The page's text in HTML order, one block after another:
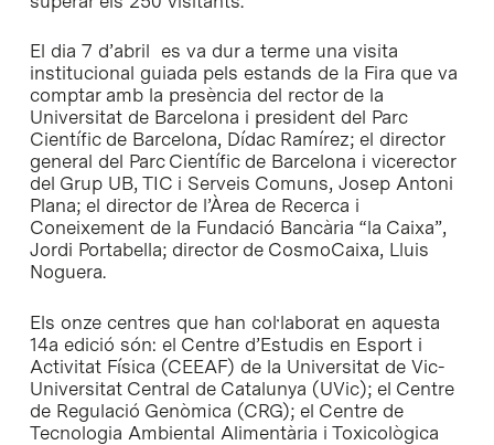
El dia 7 d’abril es va dur a terme una visita
institucional guiada pels estands de la Fira que va
comptar amb la presència del rector de la
Universitat de Barcelona i president del Parc
Científic de Barcelona, Dídac Ramírez; el director
general del Parc Científic de Barcelona i vicerector
del Grup UB, TIC i Serveis Comuns, Josep Antoni
Plana; el director de l’Àrea de Recerca i
Coneixement de la Fundació Bancària “la Caixa”,
Jordi Portabella; director de CosmoCaixa, Lluis
Noguera.
Els onze centres que han col·laborat en aquesta
14a edició són: el Centre d’Estudis en Esport i
Activitat Física (CEEAF) de la Universitat de Vic-
Universitat Central de Catalunya (UVic); el Centre
de Regulació Genòmica (CRG); el Centre de
Tecnologia Ambiental Alimentària i Toxicològica